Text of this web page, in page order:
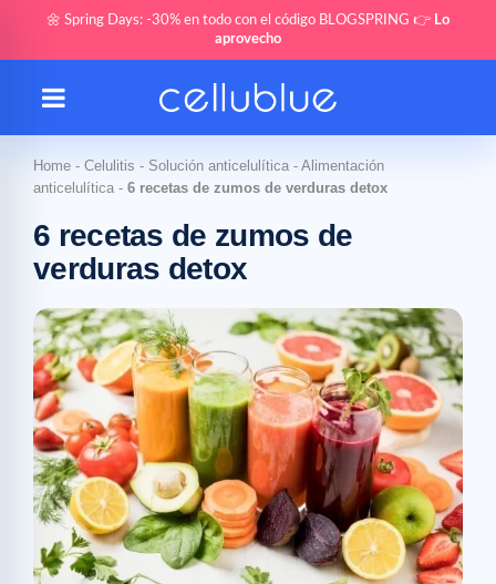
🌼 Spring Days: -30% en todo con el código BLOGSPRING 👉 Lo
aprovecho
Home - Celulitis - Solución anticelulítica - Alimentación
anticelulítica - 6 recetas de zumos de verduras detox
6 recetas de zumos de
verduras detox